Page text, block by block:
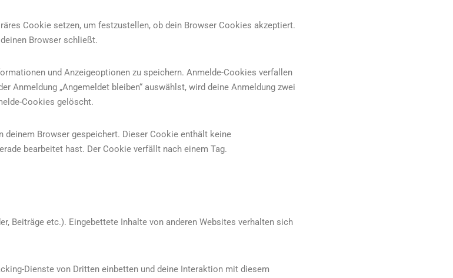
Cookie setzen, um festzustellen, ob dein Browser Cookies akzeptiert.
Browser schließt.
und Anzeigeoptionen zu speichern. Anmelde-Cookies verfallen
Anmeldung „Angemeldet bleiben“ auswählst, wird deine Anmeldung zwei
Cookies gelöscht.
Browser gespeichert. Dieser Cookie enthält keine
bearbeitet hast. Der Cookie verfällt nach einem Tag.
Beiträge etc.). Eingebettete Inhalte von anderen Websites verhalten sich
Dienste von Dritten einbetten und deine Interaktion mit diesem